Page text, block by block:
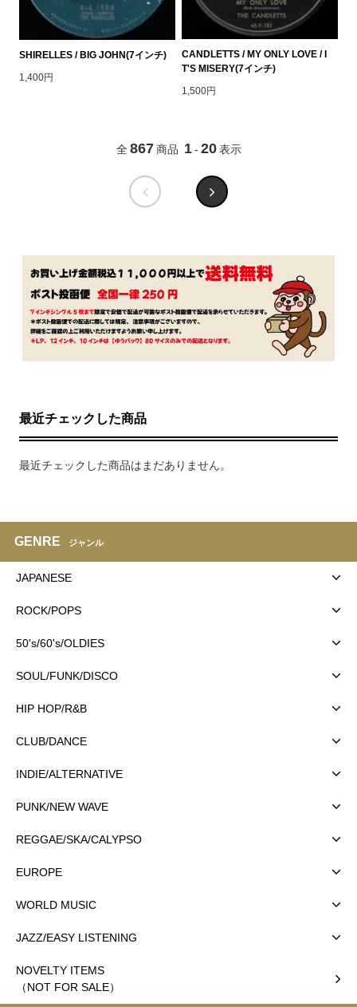
SHIRELLES / BIG JOHN(7インチ)
1,400円
CANDLETTS / MY ONLY LOVE / I
T'S MISERY(7インチ)
1,500円
全 867 商品 1 - 20 表示
最近チェックした商品
最近チェックした商品はまだありません。
GENRE ジャンル
JAPANESE
ROCK/POPS
50's/60's/OLDIES
SOUL/FUNK/DISCO
HIP HOP/R&B
CLUB/DANCE
INDIE/ALTERNATIVE
PUNK/NEW WAVE
REGGAE/SKA/CALYPSO
EUROPE
WORLD MUSIC
JAZZ/EASY LISTENING
NOVELTY ITEMS
（NOT FOR SALE）